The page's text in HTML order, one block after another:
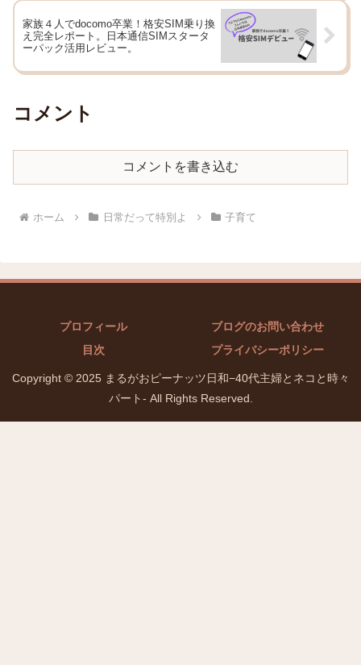
家族４人でdocomo卒業！格安SIM乗り換
え完全レポート。日本通信SIMスタータ
ーパック活用レビュー。
コメント
コメントを書き込む
ホーム 日常だって特別よ 子育て
プロフィール
ブログのお問い合わせ
目次
プライバシーポリシー
Copyright © 2025 まるがおピーナッツ日和−40代主婦とネコと時々
パート- All Rights Reserved.